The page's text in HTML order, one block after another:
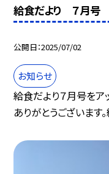
給食だより ７月号
公開日 2025/07/02
お知らせ
給食だより７月号をア
ありがとうございます